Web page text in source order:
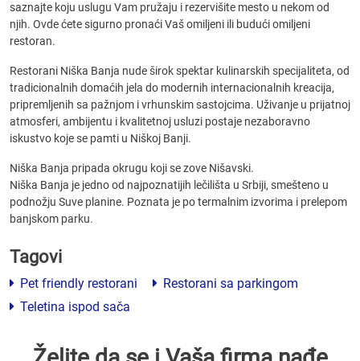
saznajte koju uslugu Vam pružaju i rezervišite mesto u nekom od
njih. Ovde ćete sigurno pronaći Vaš omiljeni ili budući omiljeni
restoran.
Restorani Niška Banja nude širok spektar kulinarskih specijaliteta, od
tradicionalnih domaćih jela do modernih internacionalnih kreacija,
pripremljenih sa pažnjom i vrhunskim sastojcima. Uživanje u prijatnoj
atmosferi, ambijentu i kvalitetnoj usluzi postaje nezaboravno
iskustvo koje se pamti u Niškoj Banji.
Niška Banja pripada okrugu koji se zove Nišavski.
Niška Banja je jedno od najpoznatijih lečilišta u Srbiji, smešteno u
podnožju Suve planine. Poznata je po termalnim izvorima i prelepom
banjskom parku.
Tagovi
Pet friendly restorani
Restorani sa parkingom
Teletina ispod sača